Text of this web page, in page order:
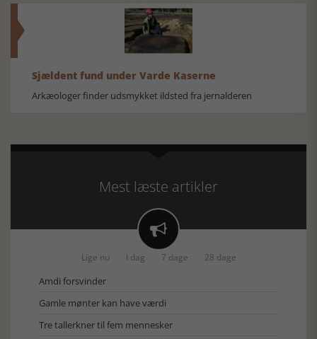
Sjældent fund under Varde Kaserne
Arkæologer finder udsmykket ildsted fra jernalderen
Mest læste artikler

Lige nu I dag 7 dage 28 dage
Amdi forsvinder
Gamle mønter kan have værdi
Tre tallerkner til fem mennesker